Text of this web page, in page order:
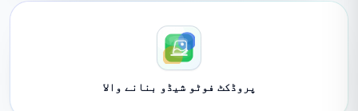
پروڈکٹ فوٹو شیڈو بنانے والا